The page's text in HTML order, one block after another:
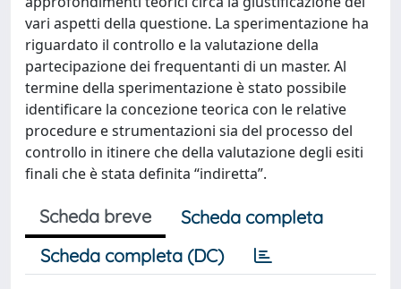
vari aspetti della questione. La sperimentazione ha
riguardato il controllo e la valutazione della
partecipazione dei frequentanti di un master. Al
termine della sperimentazione è stato possibile
identificare la concezione teorica con le relative
procedure e strumentazioni sia del processo del
controllo in itinere che della valutazione degli esiti
finali che è stata definita “indiretta”.
Scheda breve
Scheda completa
Scheda completa (DC)